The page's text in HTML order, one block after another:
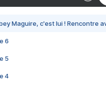
Maguire, c'est lui ! Rencontre
6
5
4